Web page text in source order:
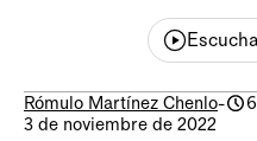
Rómulo Martínez Chenlo-
3 de noviembre de 2022